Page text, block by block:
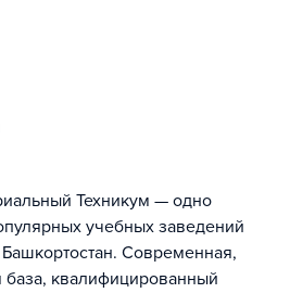
Техникум — одно
учебных заведений
Современная,
база, квалифицированный